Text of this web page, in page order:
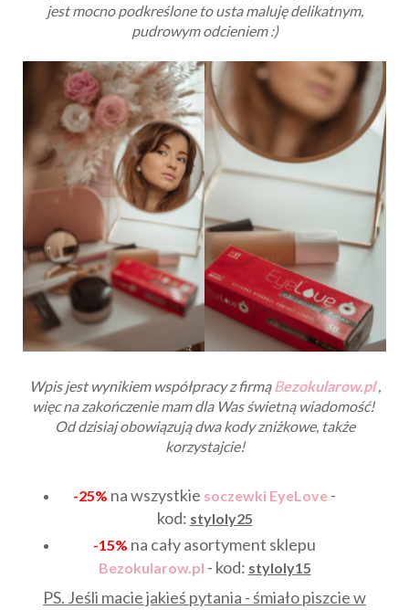
jest mocno podkreślone to usta maluję delikatnym,
pudrowym odcieniem :)
Wpis jest wynikiem współpracy z firmą Bezokularow.pl,
więc na zakończenie mam dla Was świetną wiadomość!
Od dzisiaj obowiązują dwa kody zniżkowe, także
korzystajcie!
-25% na wszystkie soczewki EyeLove -
kod: styloly25
-15% na cały asortyment sklepu
Bezokularow.pl - kod: styloly15
PS. Jeśli macie jakieś pytania - śmiało piszcie w